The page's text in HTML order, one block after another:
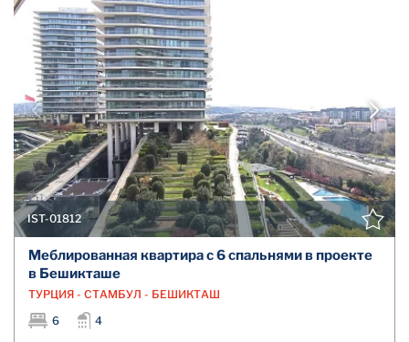
IST-01812
Меблированная квартира с 6 спальнями в проекте
в Бешикташе
ТУРЦИЯ - СТАМБУЛ - БЕШИКТАШ
6
4